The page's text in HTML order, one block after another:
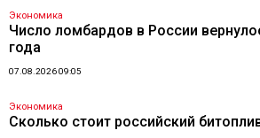
Экономика
Число ломбардов в России
года
07.08.2026 09:05
Экономика
Сколько стоит российский